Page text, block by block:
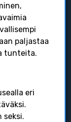
paljastaa
tunteita.
eri
seksi.